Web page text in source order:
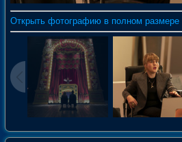
Открыть фотографию в полном размере